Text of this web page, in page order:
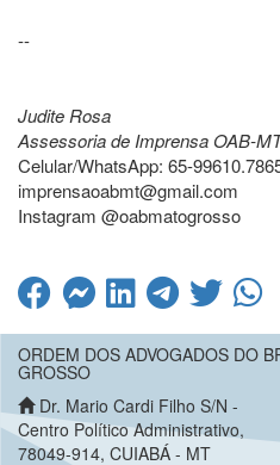
--
Judite Rosa
Assessoria de Imprensa OAB-
Celular/WhatsApp: 65-
imprensaoabmt@gmail.com
Instagram @oabmatogrosso
ORDEM DOS ADVOGADOS DO
GROSSO
Dr. Mario Cardi Filho S/N -
Centro Político Administrativo,
78049-914, CUIABÁ - MT